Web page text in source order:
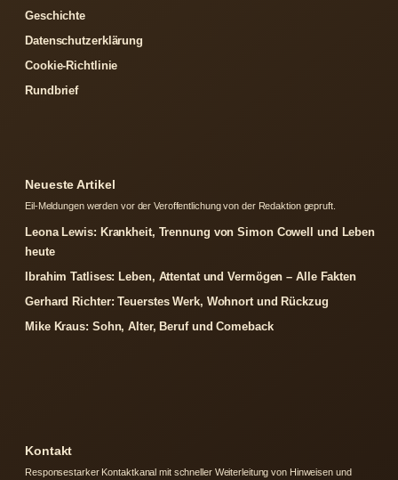
Geschichte
Datenschutzerklärung
Cookie-Richtlinie
Rundbrief
Neueste Artikel
Eil-Meldungen werden vor der Veroffentlichung von der Redaktion gepruft.
Leona Lewis: Krankheit, Trennung von Simon Cowell und Leben
heute
Ibrahim Tatlises: Leben, Attentat und Vermögen – Alle Fakten
Gerhard Richter: Teuerstes Werk, Wohnort und Rückzug
Mike Kraus: Sohn, Alter, Beruf und Comeback
Kontakt
Responsestarker Kontaktkanal mit schneller Weiterleitung von Hinweisen und